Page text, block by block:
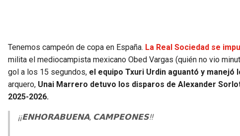
Tenemos campeón de copa en España. La Real Sociedad se
milita el mediocampista mexicano Obed Vargas (quién no vio
gol a los 15 segundos, el equipo Txuri Urdin aguantó y
arquero, Unai Marrero detuvo los disparos de Alexander
2025-2026.
¡¡𝗘𝗡𝗛𝗢𝗥𝗔𝗕𝗨𝗘𝗡𝗔, 𝗖𝗔𝗠𝗣𝗘𝗢𝗡𝗘𝗦!!